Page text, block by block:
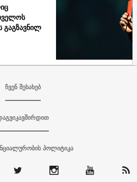
გაგზავნილ
ჩვენ შესახებ
პოლიტიკა